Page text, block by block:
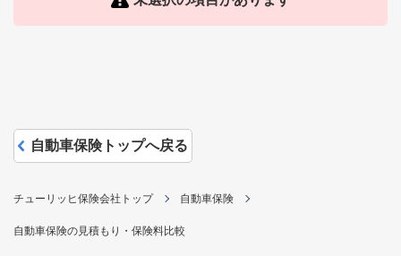
自動車保険トップへ戻る
チューリッヒ保険会社トップ 自動車保険
自動車保険の見積もり・保険料比較